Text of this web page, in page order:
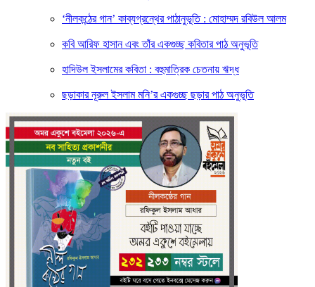
‘নীলকন্ঠের গান’ কাব্যগ্রন্থের পাঠানুভূতি : মোহাম্মদ রবিউল আলম
কবি আরিফ হাসান এবং তাঁর একগুচ্ছ কবিতার পাঠ অনুভূতি
হাদিউল ইসলামের কবিতা : বহুমাত্রিক চেতনায় ঋদ্ধ
ছড়াকার নূরুল ইসলাম মনি’র একগুচ্ছ ছড়ার পাঠ অনুভূতি